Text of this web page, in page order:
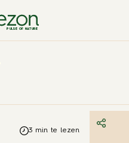
PULSE OF NATURE
3 min te lezen